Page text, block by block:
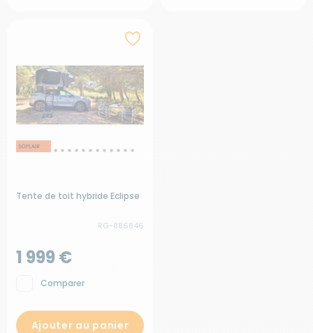
Tente de toit hybride Eclipse
RG-886846
1 999 €
Comparer
Ajouter au panier